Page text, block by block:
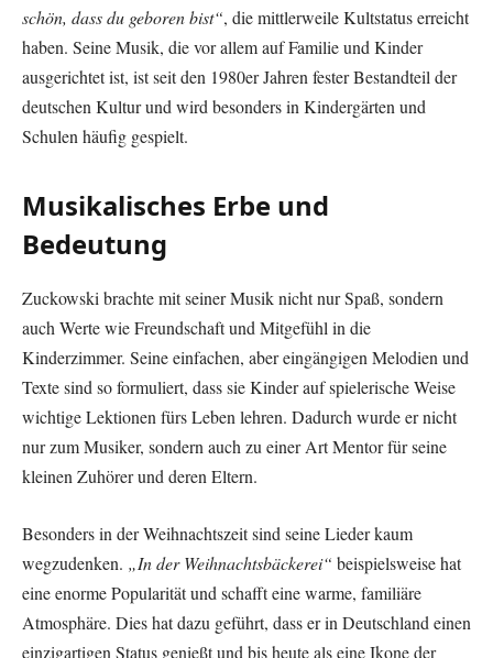
schön, dass du geboren bist“, die mittlerweile Kultstatus erreicht
haben. Seine Musik, die vor allem auf Familie und Kinder
ausgerichtet ist, ist seit den 1980er Jahren fester Bestandteil der
deutschen Kultur und wird besonders in Kindergärten und
Schulen häufig gespielt.
Musikalisches Erbe und
Bedeutung
Zuckowski brachte mit seiner Musik nicht nur Spaß, sondern
auch Werte wie Freundschaft und Mitgefühl in die
Kinderzimmer. Seine einfachen, aber eingängigen Melodien und
Texte sind so formuliert, dass sie Kinder auf spielerische Weise
wichtige Lektionen fürs Leben lehren. Dadurch wurde er nicht
nur zum Musiker, sondern auch zu einer Art Mentor für seine
kleinen Zuhörer und deren Eltern.
Besonders in der Weihnachtszeit sind seine Lieder kaum
wegzudenken. „In der Weihnachtsbäckerei“ beispielsweise hat
eine enorme Popularität und schafft eine warme, familiäre
Atmosphäre. Dies hat dazu geführt, dass er in Deutschland einen
einzigartigen Status genießt und bis heute als eine Ikone der